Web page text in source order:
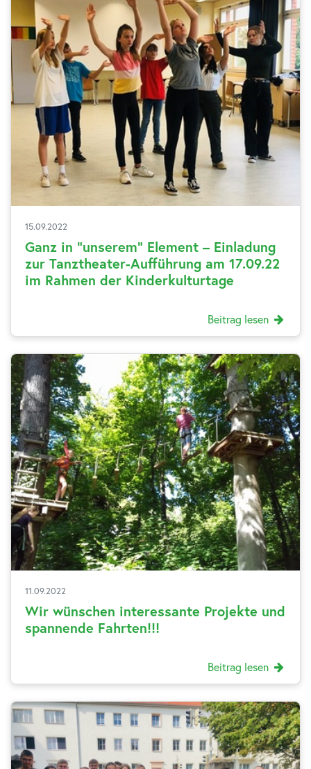
15.09.2022
Ganz in “unserem” Element – Einladung
zur Tanztheater-Aufführung am 17.09.22
im Rahmen der Kinderkulturtage
Beitrag lesen
11.09.2022
Wir wünschen interessante Projekte und
spannende Fahrten!!!
Beitrag lesen